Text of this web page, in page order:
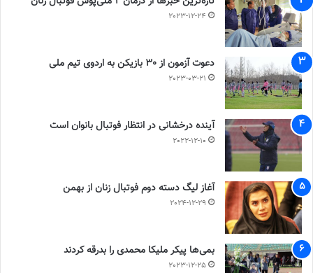
2023-12-24
دعوت آزمون از 30 بازیکن به اردوی تیم ملی
2023-03-21
آینده درخشانی در انتظار فوتبال بانوان است
2022-12-10
آغاز لیگ دسته دوم فوتبال زنان از بهمن
2024-12-29
بمی‌ها پیکر ملیکا محمدی را بدرقه کردند
2023-12-25